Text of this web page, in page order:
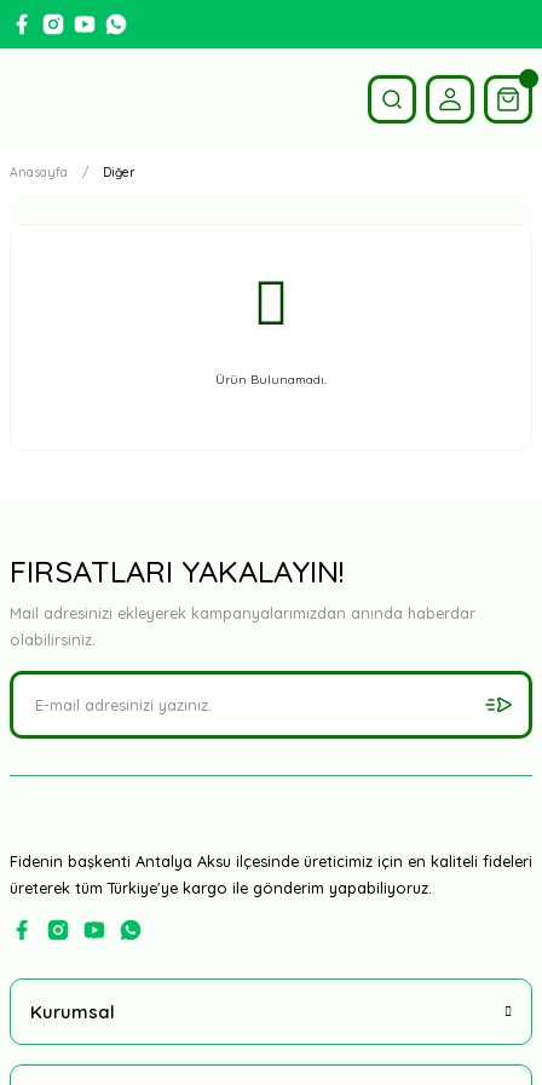
Anasayfa Diğer
Ürün Bulunamadı.
FIRSATLARI YAKALAYIN!
Mail adresinizi ekleyerek kampanyalarımızdan anında haberdar
olabilirsiniz.
Fidenin başkenti Antalya Aksu ilçesinde üreticimiz için en kaliteli fideleri
üreterek tüm Türkiye'ye kargo ile gönderim yapabiliyoruz.
Kurumsal